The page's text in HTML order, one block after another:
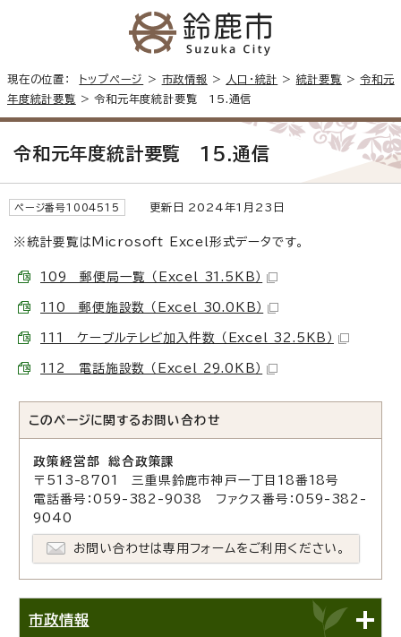
現在の位置： トップページ > 市政情報 > 人口・統計 > 統計要覧 >令和元
年度統計要覧 > 令和元年度統計要覧 15.通信
令和元年度統計要覧 15.通信
ページ番号1004515 更新日 2024年1月23日
※統計要覧はMicrosoft Excel形式データです。
109 郵便局一覧 （Excel 31.5KB）
110 郵便施設数 （Excel 30.0KB）
111 ケーブルテレビ加入件数 （Excel 32.5KB）
112 電話施設数 （Excel 29.0KB）
このページに関する お問い合わせ
政策経営部 総合政策課
〒513-8701 三重県鈴鹿市神戸一丁目18番18号
電話番号：059-382-9038 ファクス番号：059-382-
9040
お問い合わせは専用フォームをご利用ください。
市政情報